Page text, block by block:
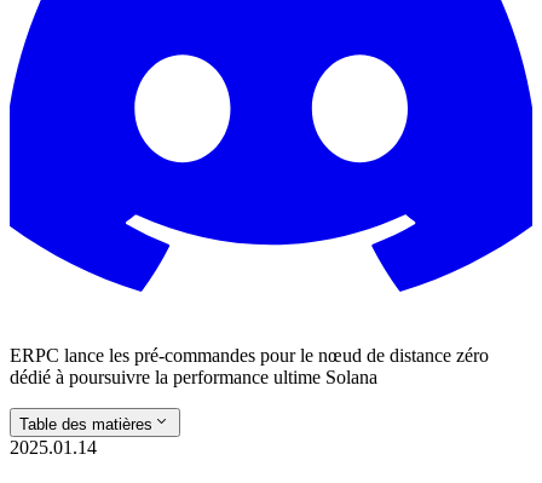
ERPC lance les pré-commandes pour le nœud de distance zéro
dédié à poursuivre la performance ultime Solana
Table des matières
2025.01.14